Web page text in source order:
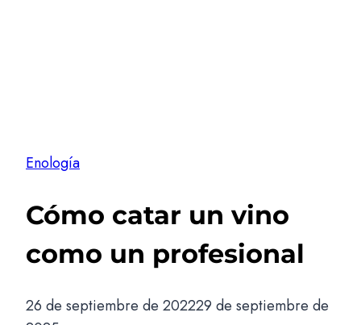
Enología
Cómo catar un vino
como un profesional
26 de septiembre de 202229 de septiembre de